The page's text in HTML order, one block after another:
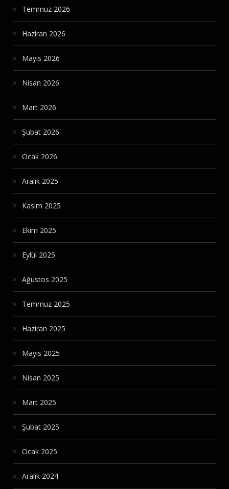
Temmuz 2026
Haziran 2026
Mayıs 2026
Nisan 2026
Mart 2026
Şubat 2026
Ocak 2026
Aralık 2025
Kasım 2025
Ekim 2025
Eylül 2025
Ağustos 2025
Temmuz 2025
Haziran 2025
Mayıs 2025
Nisan 2025
Mart 2025
Şubat 2025
Ocak 2025
Aralık 2024